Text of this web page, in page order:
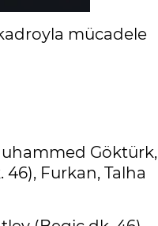
mücadele
Göktürk,
Furkan, Talha